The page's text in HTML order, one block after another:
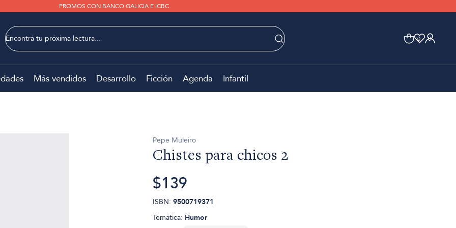
PROMOS CON BANCO GALICIA E ICBC
0 0
Más vendidos Desarrollo Ficción Agenda Infantil
Pepe Muleiro
Chistes para chicos 2
$139
ISBN: 9500719371
Temática: Humor